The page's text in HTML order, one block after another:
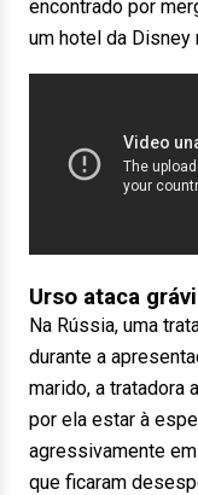
encontrado por
um hotel da Disney
Urso ataca
Na Rússia, uma
durante a
marido, a tratadora
por ela estar à
agressivamente
que ficaram